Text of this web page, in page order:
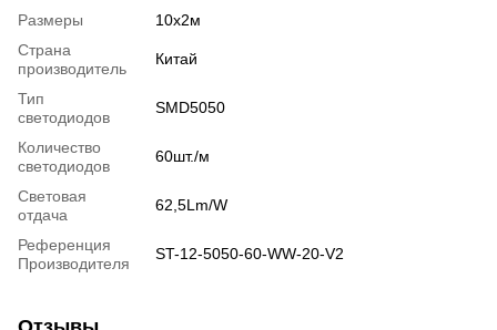
Размеры
10х2м
Страна
производитель
Китай
Тип
светодиодов
SMD5050
Количество
светодиодов
60шт./м
Световая
отдача
62,5Lm/W
Референция
Производителя
ST-12-5050-60-WW-20-V2